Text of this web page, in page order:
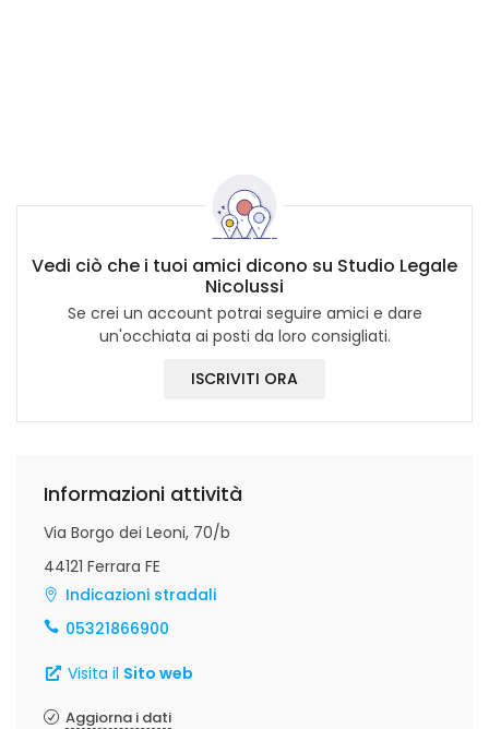
Vedi ciò che i tuoi amici dicono su Studio Legale
Nicolussi
Se crei un account potrai seguire amici e dare
un'occhiata ai posti da loro consigliati.
ISCRIVITI ORA
Informazioni attività
Via Borgo dei Leoni, 70/b
44121 Ferrara FE
Indicazioni stradali
05321866900
Visita il Sito web
Aggiorna i dati